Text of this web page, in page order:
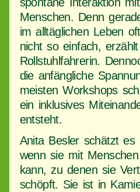
Menschen. Denn
im alltäglichen Leben
nicht so einfach,
Rollstuhlfahrerin.
die anfängliche
meisten Workshops
ein inklusives
entsteht.
Anita Besler schätzt es
wenn sie mit
kann, zu denen sie
schöpft. Sie ist in